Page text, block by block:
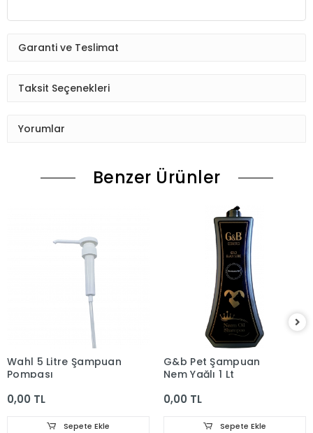
Garanti ve Teslimat
Taksit Seçenekleri
Yorumlar
Benzer Ürünler
Wahl 5 Litre Şampuan
Pompası
0,00 TL
Sepete Ekle
G&b Pet Şampuan
Nem Yağlı 1 Lt
0,00 TL
Sepete Ekle